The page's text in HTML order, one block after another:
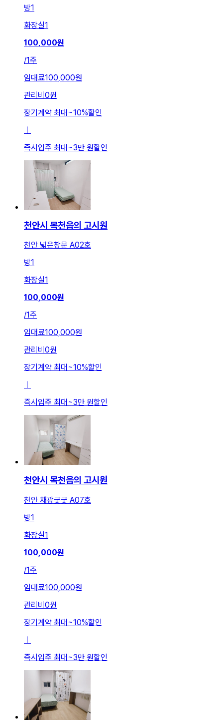
방1
화장실1
100,000원
/1주
임대료100,000원
관리비 0원
장기계약 최대~10%할인
ㅣ
즉시입주 최대~3만 원할인
천안시 목천읍의 고시원
천안 넓은창문 A02호
방1
화장실1
100,000원
/1주
임대료100,000원
관리비 0원
장기계약 최대 ~10%할인
즉시입주 최대 ~3만 원할인
천안시 목천읍의 고시원
천안 채광굿굿 A07호
방1
화장실1
100,000원
/1주
임대료100,000원
관리비 0원
장기계약 최대~10%할인
ㅣ
즉시입주 최대~3만 원할인